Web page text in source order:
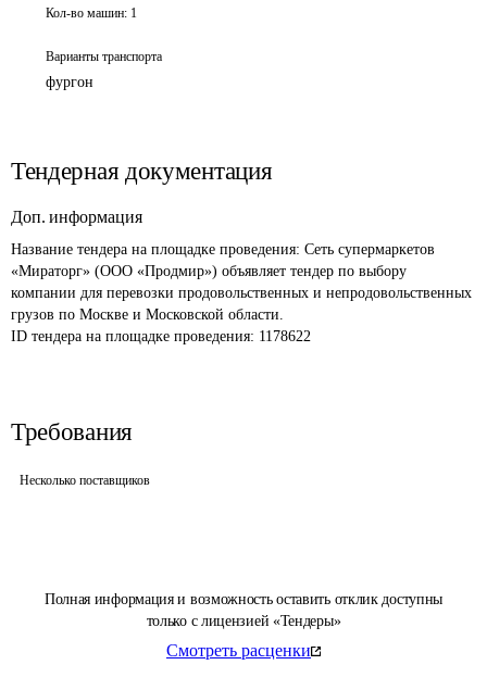
Полная информация и возможность оставить отклик доступны
только с лицензией «Тендеры»
Смотреть расценки
Кол-во машин: 1
Варианты транспорта
фургон
Тендерная документация
Доп. информация
Название тендера на площадке проведения: Сеть супермаркетов
«Мираторг» (ООО «Продмир») объявляет тендер по выбору
компании для перевозки продовольственных и непродовольственных
грузов по Москве и Московской области.
ID тендера на площадке проведения: 1178622
Требования
Несколько поставщиков